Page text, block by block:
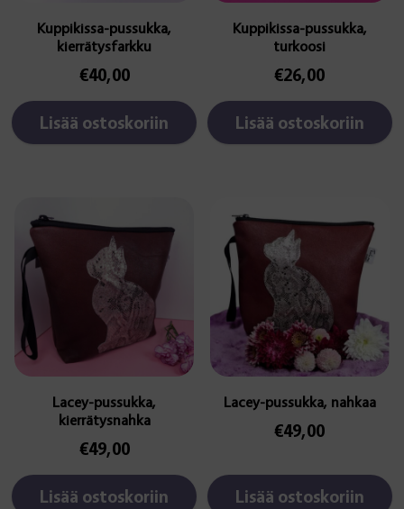
Kuppikissa-pussukka,
kierrätysfarkku
€40,00
Lisää ostoskoriin
Kuppikissa-pussukka,
turkoosi
€26,00
Lisää ostoskoriin
Lacey-pussukka,
kierrätysnahka
€49,00
Lisää ostoskoriin
Lacey-pussukka, nahkaa
€49,00
Lisää ostoskoriin